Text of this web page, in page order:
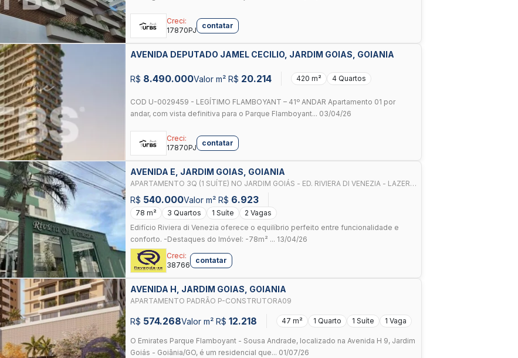
Creci:
17870PJ
contatar
AVENIDA DEPUTADO JAMEL CECILIO, JARDIM GOIAS, GOIANIA
R$ 8.490.000Valor m² R$ 20.214 420 m² 4 Quartos
COD U-0029459 - LEGÍTIMO FLAMBOYANT – 41º ANDAR Apartamento 01 por
andar, com vista definitiva para o Parque Flamboyant... 03/04/26
Creci:
17870PJ
contatar
AVENIDA E, JARDIM GOIAS, GOIANIA
APARTAMENTO 3Q (1 SUÍTE) NO JARDIM GOIÁS - ED. RIVIERA DI VENEZIA - LAZER
COMPLETO
R$ 540.000Valor m² R$ 6.923
78 m² 3 Quartos 1 Suíte
2 Vagas
Edifício Riviera di Venezia oferece o equilíbrio perfeito entre funcionalidade e
conforto. -Destaques do Imóvel: -78m² ... 13/04/26
Creci:
38766
contatar
AVENIDA H, JARDIM GOIAS, GOIANIA
APARTAMENTO PADRÃO P-CONSTRUTORA09
R$ 574.268Valor m² R$ 12.218 47 m² 1 Quarto 1 Suíte 1 Vaga
O Emirates Parque Flamboyant - Sousa Andrade, localizado na Avenida H 9, Jardim
Goiás - Goiânia/GO, é um residencial que... 01/07/26